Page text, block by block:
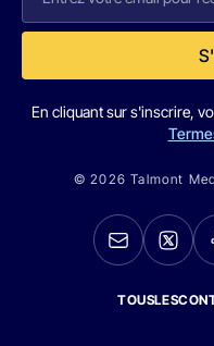
En cliquant sur s'inscrire,
© 2026 Talmont